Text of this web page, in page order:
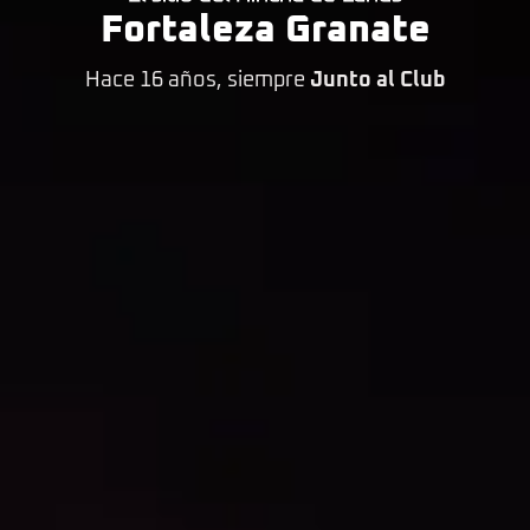
Fortaleza Granate
Hace 16 años, siempre Junto al Club